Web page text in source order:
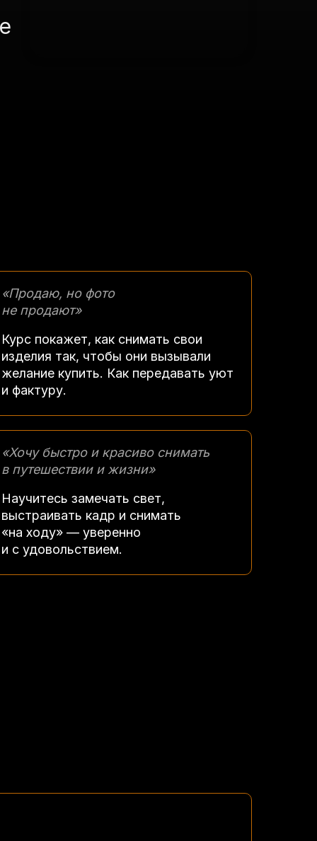
Научитесь замечать свет,
выстраивать кадр и снимать
«на ходу» — уверенно
и с удовольствием.
«Хочу быстро и красиво снимать
в путешествии и жизни»
Курс покажет, как снимать свои
изделия так, чтобы они вызывали
желание купить. Как передавать уют
и фактуру.
«Продаю, но фото
не продают»